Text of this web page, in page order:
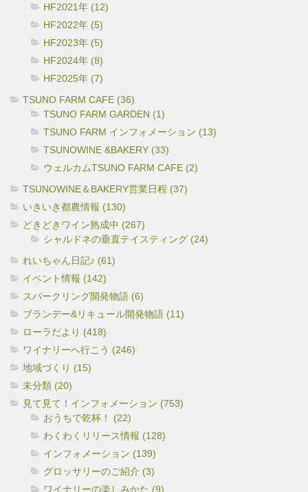
HF2021年 (12)
HF2022年 (5)
HF2023年 (5)
HF2024年 (8)
HF2025年 (7)
TSUNO FARM CAFE (36)
TSUNO FARM GARDEN (1)
TSUNO FARM インフォメーション (13)
TSUNOWINE &BAKERY (33)
ウェルカムTSUNO FARM CAFE (2)
TSUNOWINE＆BAKERY営業日程 (37)
いきいき都農情報 (130)
どきどきワイン熟成中 (267)
シャルドネの垂直テイスティング (24)
れいちゃん日記♪ (61)
イベント情報 (142)
スパークリング開発物語 (6)
ブランデー&リキュール開発物語 (11)
ローラだより (418)
ワイナリーへ行こう (246)
地域づくり (15)
未分類 (20)
見て見て！インフォメーション (753)
おうちで乾杯！ (22)
わくわくリリース情報 (128)
インフォメーション (139)
グロッサリーのご紹介 (3)
ワイナリーの楽しみかた (9)